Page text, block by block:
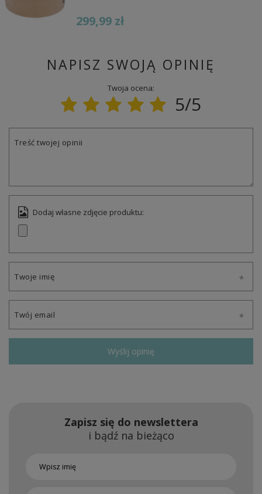
299,99 zł
NAPISZ SWOJĄ OPINIĘ
Twoja ocena:
5/5
Treść twojej opinii
Dodaj własne zdjęcie produktu:
Twoje imię
Twój email
Wyślij opinię
Zapisz się do newslettera
i bądź na bieżąco